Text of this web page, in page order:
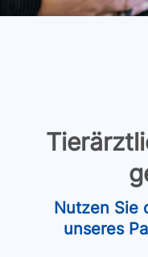
Nutzen Sie
unseres